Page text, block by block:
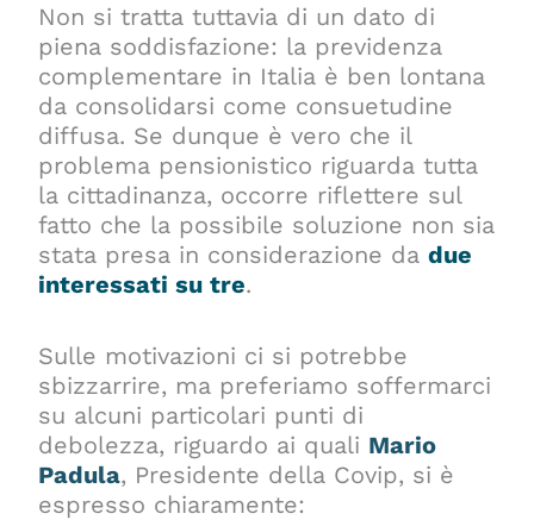
Non si tratta tuttavia di un dato di
piena soddisfazione: la previdenza
complementare in Italia è ben lontana
da consolidarsi come consuetudine
diffusa. Se dunque è vero che il
problema pensionistico riguarda tutta
la cittadinanza, occorre riflettere sul
fatto che la possibile soluzione non sia
stata presa in considerazione dadue
interessati su tre.
Sulle motivazioni ci si potrebbe
sbizzarrire, ma preferiamo soffermarci
su alcuni particolari punti di
debolezza, riguardo ai quali Mario
Padula, Presidente della Covip, si è
espresso chiaramente: